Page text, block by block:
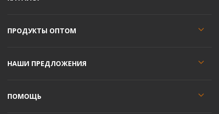
ПРОДУКТЫ ОПТОМ
НАШИ ПРЕДЛОЖЕНИЯ
ПОМОЩЬ